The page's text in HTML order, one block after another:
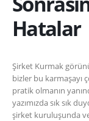
Hatalar
Şirket Kurmak
bizler bu karmaşayı
pratik olmanın
yazımızda sık sık
şirket kuruluşunda